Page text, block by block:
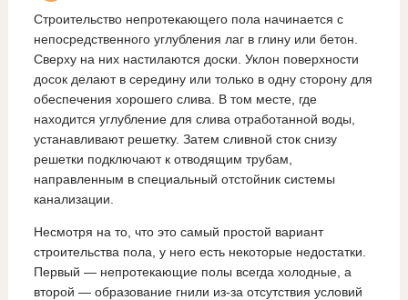
Строительство непротекающего пола начинается с
непосредственного углубления лаг в глину или бетон.
Сверху на них настилаются доски. Уклон поверхности
досок делают в середину или только в одну сторону для
обеспечения хорошего слива. В том месте, где
находится углубление для слива отработанной воды,
устанавливают решетку. Затем сливной сток снизу
решетки подключают к отводящим трубам,
направленным в специальный отстойник системы
канализации.
Несмотря на то, что это самый простой вариант
строительства пола, у него есть некоторые недостатки.
Первый — непротекающие полы всегда холодные, а
второй — образование гнили из-за отсутствия условий